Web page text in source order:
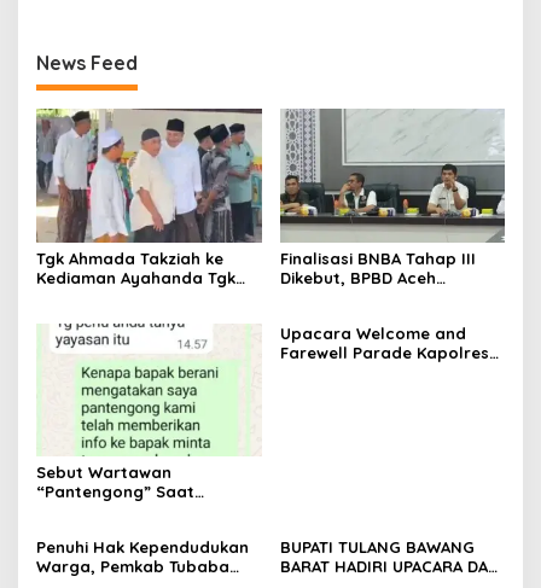
News Feed
Tgk Ahmada Takziah ke
Kediaman Ayahanda Tgk
Finalisasi BNBA Tahap III
Dikebut, BPBD Aceh
Stimulan Rumah
Sebut Wartawan
“Pantengong” Saat
Etika, DPR‑Provinsi,
Gubernur dan PLLDA
Upacara Welcome and
Farewell Parade Kapolres
Penuhi Hak Kependudukan
Warga, Pemkab Tubaba
BUPATI TULANG BAWANG
BARAT HADIRI UPACARA DAN